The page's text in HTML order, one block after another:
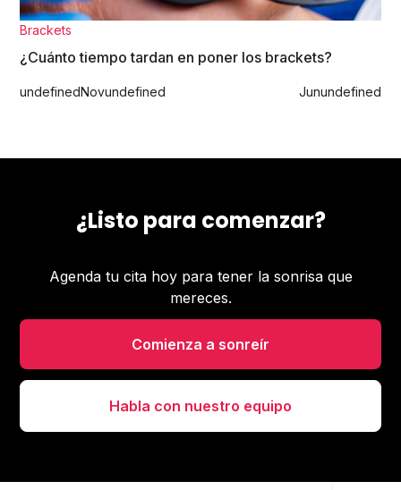
Brackets
¿Cuánto tiempo tardan en poner los brackets?
undefinedNovundefined Junundefined
¿Listo para comenzar?
Agenda tu cita hoy para tener la sonrisa que
mereces.
Comienza a sonreír
Habla con nuestro equipo